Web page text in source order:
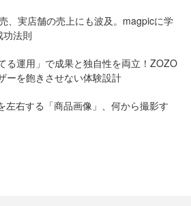
、実店舗の売上にも波及。magpicに学
功法則
る運用」で成果と独自性を両立！ZOZO
ーを飽きさせない体験設計
左右する「商品画像」、何から撮影す